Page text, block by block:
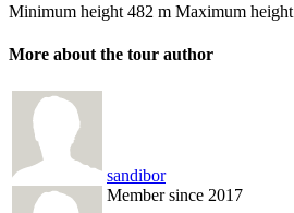
Minimum height 482 m Maximum height
More about the tour author
sandibor
Member since 2017